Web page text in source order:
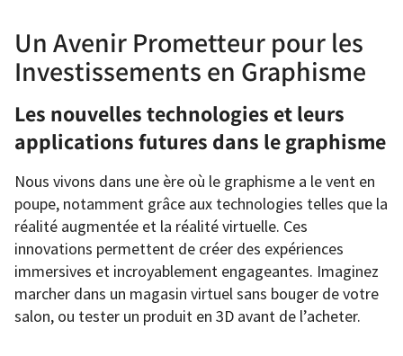
Un Avenir Prometteur pour les
Investissements en Graphisme
Les nouvelles technologies et leurs
applications futures dans le graphisme
Nous vivons dans une ère où le graphisme a le vent en
poupe, notamment grâce aux technologies telles que la
réalité augmentée et la réalité virtuelle. Ces
innovations permettent de créer des expériences
immersives et incroyablement engageantes. Imaginez
marcher dans un magasin virtuel sans bouger de votre
salon, ou tester un produit en 3D avant de l’acheter.